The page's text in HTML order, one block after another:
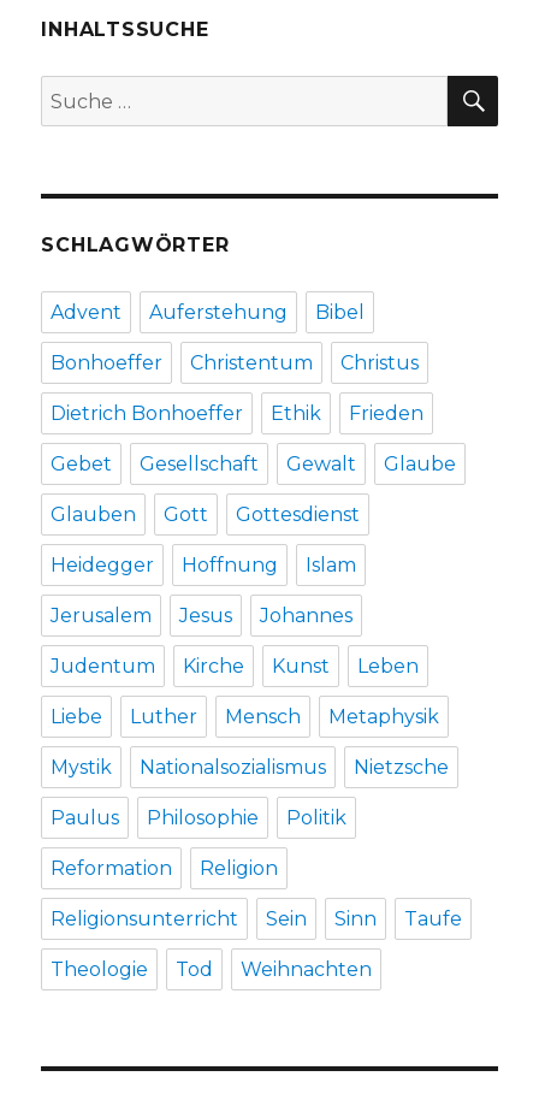
1-
–
Fleischer,
INHALTSSUCHE
Suche
nach:
SCHLAGWÖRTER
Advent Auferstehung Bibel
Bonhoeffer Christentum Christus
Dietrich Bonhoeffer Ethik Frieden
Gebet Gesellschaft Gewalt Glaube
Glauben Gott Gottesdienst
Heidegger Hoffnung Islam
Jerusalem Jesus Johannes
Judentum Kirche Kunst Leben
Liebe Luther Mensch Metaphysik
Mystik Nationalsozialismus Nietzsche
Paulus Philosophie Politik
Reformation Religion
Religionsunterricht Sein Sinn Taufe
Theologie Tod Weihnachten